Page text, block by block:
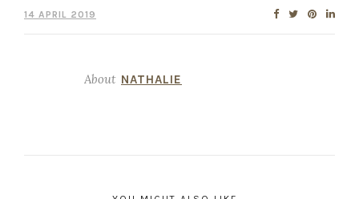
14 APRIL 2019
About NATHALIE